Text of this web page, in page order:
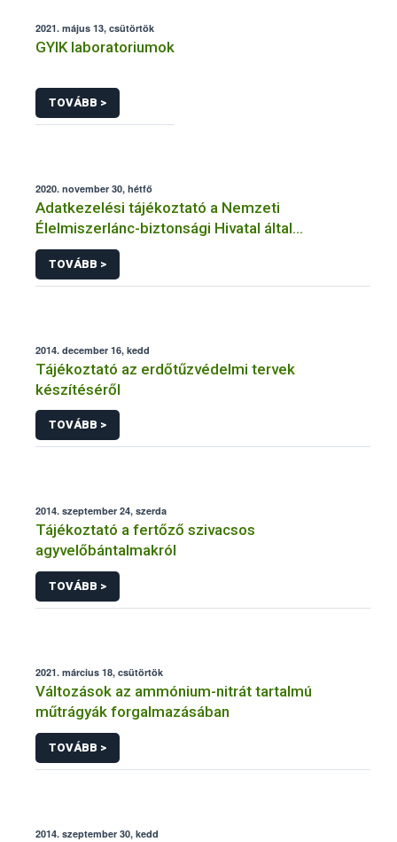
2021. május 13, csütörtök
GYIK laboratoriumok
TOVÁBB >
2020. november 30, hétfő
Adatkezelési tájékoztató a Nemzeti
Élelmiszerlánc-biztonsági Hivatal által
üzemeltetett élelmiszerlánc-felügyeleti
információs rendszerhez (FELIR) kapcsolódó
adatkezeléséhez
TOVÁBB >
2014. december 16, kedd
Tájékoztató az erdőtűzvédelmi tervek
készítéséről
TOVÁBB >
2014. szeptember 24, szerda
Tájékoztató a fertőző szivacsos
agyvelőbántalmakról
TOVÁBB >
2021. március 18, csütörtök
Változások az ammónium-nitrát tartalmú
műtrágyák forgalmazásában
TOVÁBB >
2014. szeptember 30, kedd